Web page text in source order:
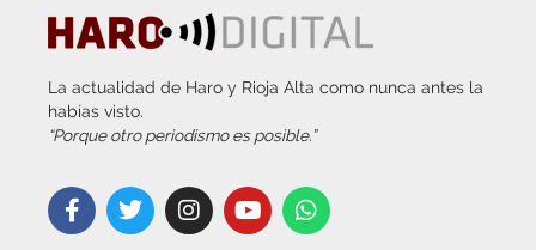
La actualidad de Haro y Rioja Alta como nunca antes la
habías visto.
“Porque otro periodismo es posible.”